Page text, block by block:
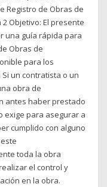
Registro de Obras de
Objetivo: El presente
una guía rápida para
Obras de
para los
un contratista o un
obra de
antes haber prestado
exige para asegurar a
cumplido con alguno
toda la obra
el control y
en la obra.